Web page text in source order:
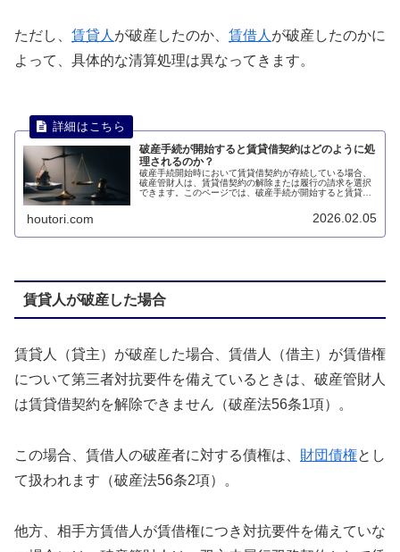
ただし、 賃貸人が破産したのか、 賃借人が破産したのかに
よって、具体的な清算処理は異なってきます。
破産手続が開始すると賃貸借契約はどのように処
理されるのか？
破産手続開始時において賃貸借契約が存続している場合、
破産管財人は、賃貸借契約の解除または履行の請求を選択
できます。このページでは、破産手続が開始すると賃貸借
houtori.com 2026.02.05
賃貸人が破産した場合
賃貸人（貸主）が破産した場合、賃借人（借主）が賃借権
について第三者対抗要件を備えているときは、破産管財人
は賃貸借契約を解除できません（破産法56条1項）。
この場合、賃借人の破産者に対する債権は、 財団債権とし
て扱われます（破産法56条2項）。
他方、相手方賃借人が賃借権につき対抗要件を備えていな